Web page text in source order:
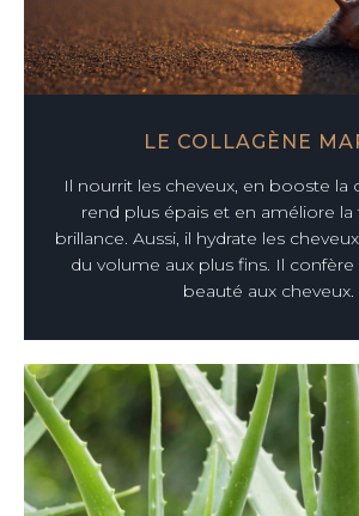
LE COLLAGÈNE
Il nourrit les cheveux, en booste la
rend plus épais et en améliore la
brillance. Aussi, il hydrate les
du volume aux plus fins. Il
beauté aux cheveux.